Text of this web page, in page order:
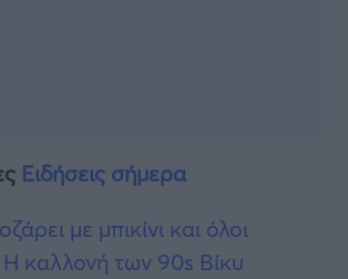
Ειδήσεις σήμερα
με μπικίνι και όλοι
καλλονή των 90s Βίκυ